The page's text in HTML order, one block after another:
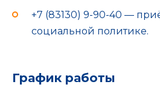
+7 (83130) 9-90-40 —
социальной политике.
График работы